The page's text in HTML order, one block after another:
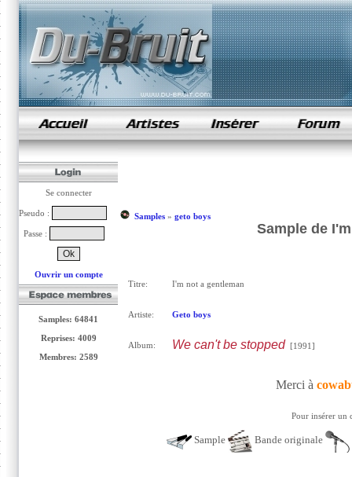
samples de rap
Se connecter
Pseudo :
Passe :
Ouvrir un compte
Samples: 64841
Reprises: 4009
Membres: 2589
Samples» geto boys
Sample de
Titre: I'm not a gentleman
Artiste: Geto boys
Album: We can't be stopped[1991]
Merci à
Pour insérer un
Sample Bande originale